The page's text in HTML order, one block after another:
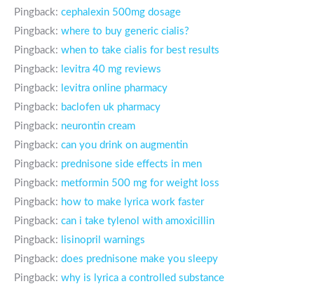
Pingback: cephalexin 500mg dosage
Pingback: where to buy generic cialis?
Pingback: when to take cialis for best results
Pingback: levitra 40 mg reviews
Pingback: levitra online pharmacy
Pingback: baclofen uk pharmacy
Pingback: neurontin cream
Pingback: can you drink on augmentin
Pingback: prednisone side effects in men
Pingback: metformin 500 mg for weight loss
Pingback: how to make lyrica work faster
Pingback: can i take tylenol with amoxicillin
Pingback:
lisinopril warnings
Pingback: does prednisone make you sleepy
Pingback: why is lyrica a controlled substance